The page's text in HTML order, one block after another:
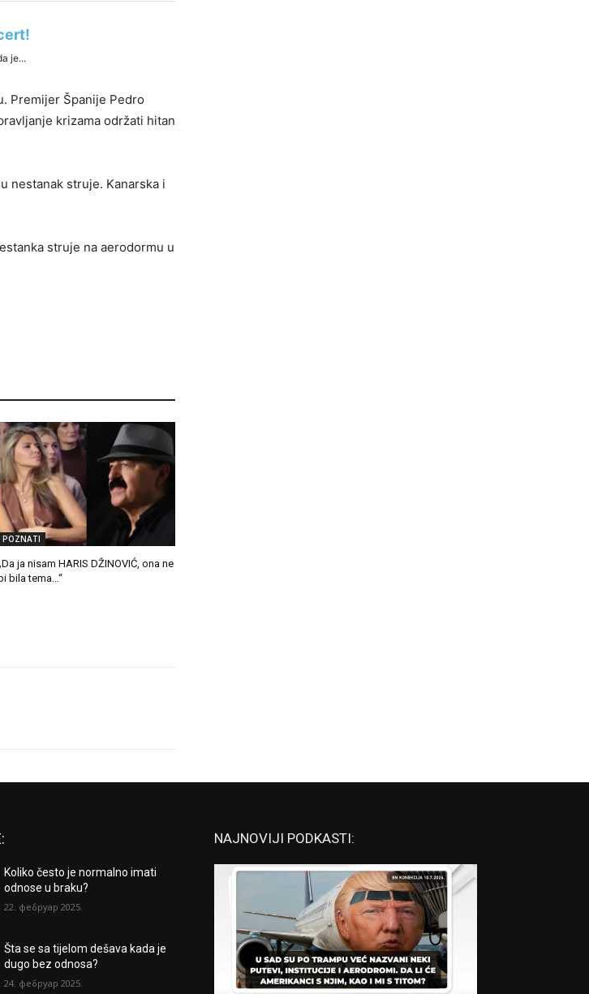
Premijer Španije Pedro
krizama održati hitan
nestanak struje. Kanarska i
struje na aerodormu u
POZNATI
ja nisam HARIS DŽINOVIĆ, ona ne
bi bila tema…“
Koliko često je normalno imati
odnose u braku?
22. фебруар 2025.
Šta se sa tijelom dešava kada je
dugo bez odnosa?
24. фебруар 2025.
NAJNOVIJI PODKASTI: